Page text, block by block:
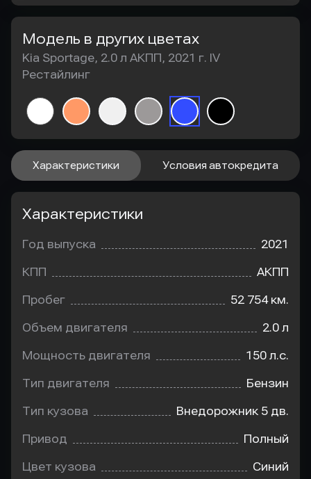
Модель в других цветах
Kia Sportage, 2.0 л АКПП, 2021 г. IV
Рестайлинг
Характеристики Условия автокредита
Характеристики
Год выпуска 2021
КПП АКПП
Пробег 52 754 км.
Объем двигателя 2.0 л
Мощность двигателя 150 л.с.
Тип двигателя Бензин
Тип кузова Внедорожник 5 дв.
Привод Полный
Цвет кузова Синий